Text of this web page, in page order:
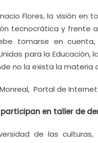
Flores, la visión en
tecnocrática y frente
tomarse en
para la Educación,
no la exista la
Portal de Internet
en taller de
de las